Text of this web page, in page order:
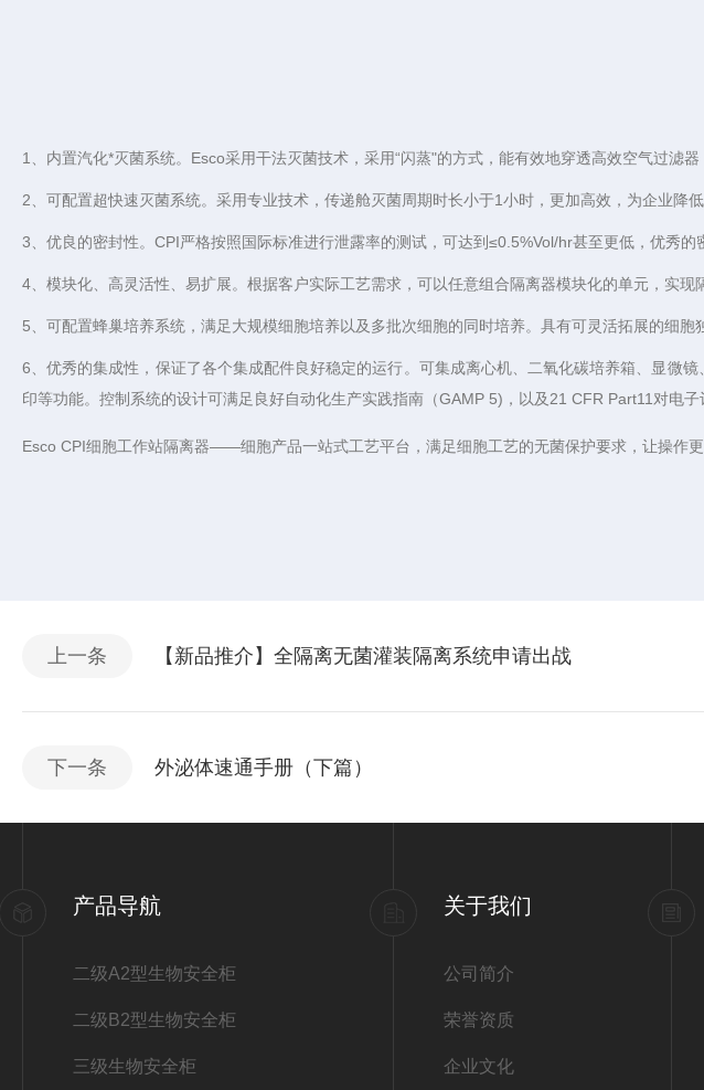
1、内置汽化*灭菌系统。Esco采用干法灭菌技术，采用“闪蒸"的方式，能有效地穿透高效空气过滤
2、可配置超快速灭菌系统。采用专业技术，传递舱灭菌周期时长小于1小时，更加高效，为企业降低
3、优良的密封性。CPI严格按照国际标准进行泄露率的测试，可达到≤0.5%Vol/hr甚至更低，优秀
4、模块化、高灵活性、易扩展。根据客户实际工艺需求，可以任意组合隔离器模块化的单元，实现
5、可配置蜂巢培养系统，满足大规模细胞培养以及多批次细胞的同时培养。具有可灵活拓展的细
6、优秀的集成性，保证了各个集成配件良好稳定的运行。可集成离心机、二氧化碳培养箱、显微
印等功能。控制系统的设计可满足良好自动化生产实践指南（GAMP 5)，以及21 CFR Part11对电子
Esco CPI细胞工作站隔离器——细胞产品一站式工艺平台，满足细胞工艺的无菌保护要求，让操作更
上一条 【新品推介】全隔离无菌灌装隔离系统申请出战
下一条 外泌体速通手册（下篇）
产品导航
二级A2型生物安全柜
二级B2型生物安全柜
三级生物安全柜
关于我们
公司简介
荣誉资质
企业文化